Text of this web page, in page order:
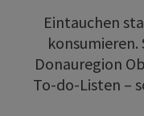
Eintauchen
Donauregion
To-do-Listen –